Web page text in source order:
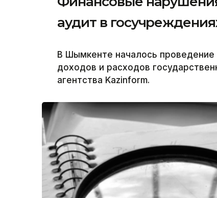
аудит в
В Шымкенте началось
доходов и расходов
агентства Kazinform.